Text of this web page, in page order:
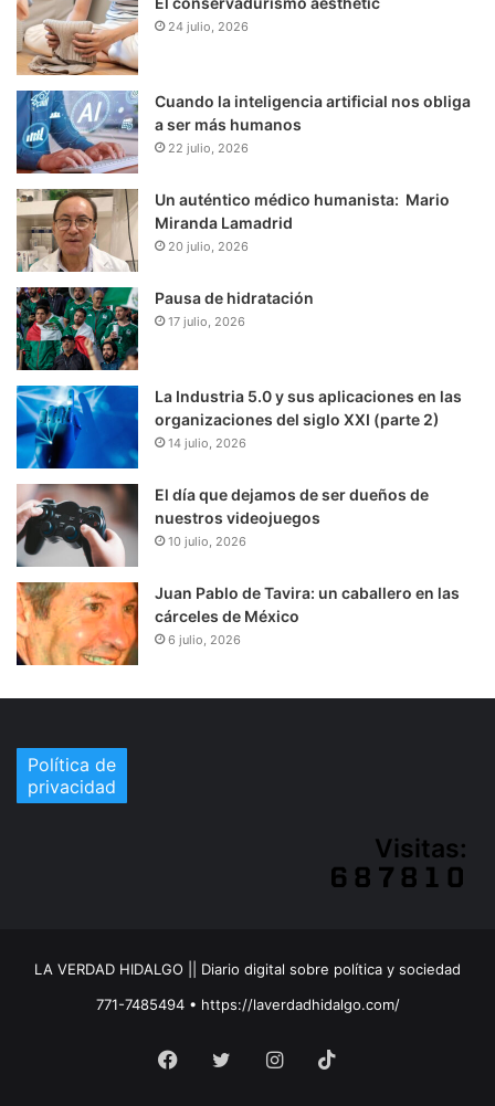
24 julio, 2026
Cuando la inteligencia artificial nos obliga
a ser más humanos
22 julio, 2026
Un auténtico médico humanista: Mario
Miranda Lamadrid
20 julio, 2026
Pausa de hidratación
17 julio, 2026
La Industria 5.0 y sus aplicaciones en las
organizaciones del siglo XXI (parte 2)
14 julio, 2026
El día que dejamos de ser dueños de
nuestros videojuegos
10 julio, 2026
Juan Pablo de Tavira: un caballero en las
cárceles de México
6 julio, 2026
Política de
privacidad
Visitas:
LA VERDAD HIDALGO || Diario digital sobre política y sociedad
771-7485494 • https://laverdadhidalgo.com/
Facebook
TwitterInstagram